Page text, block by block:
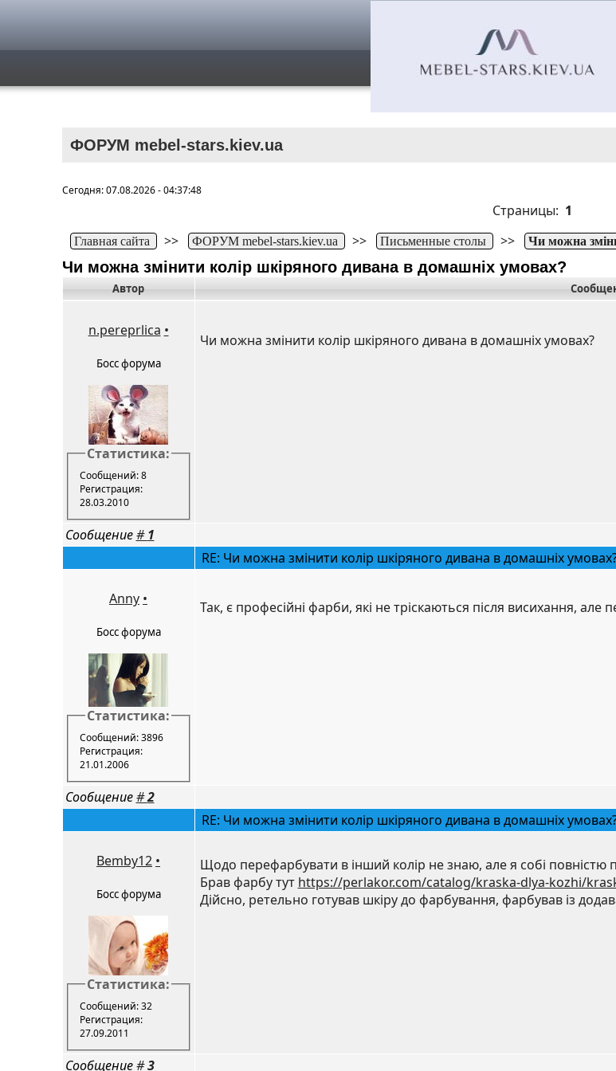
ФОРУМ mebel-stars.kiev.ua
Сегодня: 07.08.2026 - 04:37:48
Страницы: 1
Главная сайта >> ФОРУМ mebel-stars.kiev.ua >> Письменные столы >> Чи можна
Чи можна змінити колір шкіряного дивана в домашніх умовах?
Автор
n.pereprlica •
Босс форума
Статистика:
Сообщений: 8
Регистрация:
28.03.2010
Чи можна змінити колір шкіряного дивана в домашніх умовах?
Сообщение#1
RE: Чи можна змінити колір шкіряного дивана в домашніх
Anny •
Босс форума
Статистика:
Сообщений: 3896
Регистрация:
21.01.2006
Так, є професійні фарби, які не тріскаються після висихання,
Сообщение#2
RE: Чи можна змінити колір шкіряного дивана в домашніх
Bemby12 •
Босс форума
Статистика:
Сообщений: 32
Регистрация:
27.09.2011
Щодо перефарбувати в інший колір не знаю, але я собі
Брав фарбу тут https://perlakor.com/catalog/kraska-dlya-kozhi/
Дійсно, ретельно готував шкіру до фарбування, фарбував із
Сообщение#3